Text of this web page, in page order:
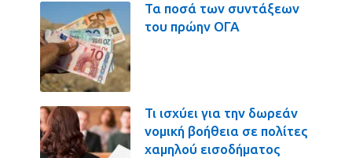
Τα ποσά των συντάξεων
του πρώην ΟΓΑ
Τι ισχύει για την δωρεάν
νομική βοήθεια σε πολίτες
χαμηλού εισοδήματος